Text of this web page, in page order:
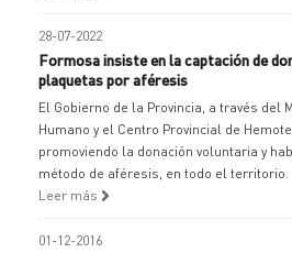
28-07-2022
Formosa insiste en la captación de
plaquetas por aféresis
El Gobierno de la Provincia, a través del
Humano y el Centro Provincial de
promoviendo la donación voluntaria y
método de aféresis, en todo el territorio.
Leer más
01-12-2016